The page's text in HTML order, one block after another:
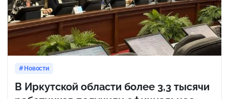
Новости
В Иркутской области более 3,3 тысячи